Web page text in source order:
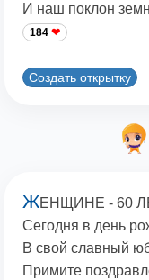
И наш поклон
184
Создать открытку
ЖЕНЩИНЕ - 60
Сегодня в день
В свой славный
Примите